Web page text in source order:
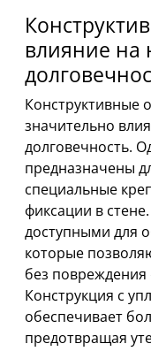
влияние на
Конструктивные
значительно
долговечность.
предназначены
специальные
фиксации в
доступными для
которые
без повреждения
Конструкция с
обеспечивает
предотвращая